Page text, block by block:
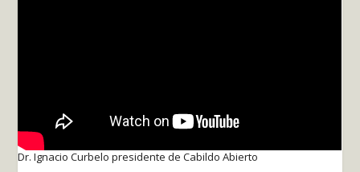
Dr. Ignacio Curbelo presidente de Cabildo Abierto